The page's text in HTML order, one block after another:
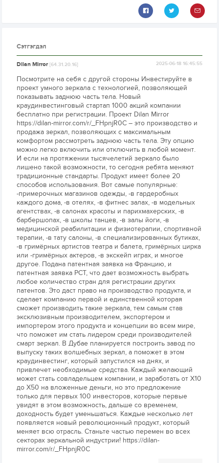
Сэтгэгдэл
Dilan Mirror[64.31.20.16] 2025-06-18 16:45:55
Посмотрите на себя с другой стороны Инвестируйте в
проект умного зеркала с технологией, позволяющей
показывать заднюю часть тела. Новый
краудинвестинговый стартап 1000 акций компании
бесплатно при регистрации. Проект Dilan Mirror
https://dilan-mirror.com/r/_FHpnjR0C – это производство и
продажа зеркал, позволяющих с максимальным
комфортом рассмотреть заднюю часть тела. Эту опцию
можно легко включить или отключить в любой момент.
И если на протяжении тысячелетий зеркало было
лишено такой возможности, то сегодня ребята меняют
традиционные стандарты. Продукт имеет более 20
способов использования. Вот самые популярные:
-примерочных магазинов одежды, -в гардеробных
каждого дома, -в отелях, -в фитнес залах, -в модельных
агентствах, -в салонах красоты и парихмахерских, -в
барбершопах, -в школы танцев, -в залы йоги, -в
медицинской реабилитации и физиотерапии, спортивной
терапии, -в тату салоны, -в специализированных бутиках,
-в гримёрных артистов театра и балета, гримёрных цирка
или -гримёрных актеров, -в экскейп играх, и многое
другое. Подана патентная заявка на Францию, и
патентная заявка PCT, что дает возможность выбрать
любое количество стран для регистрации других
патентов. Это даст право на производство продукта, и
сделает компанию первой и единственной которая
сможет производить такие зеркала, тем самым став
эксклюзивным производителем, экспортером и
импортером этого продукта и концепции во всем мире,
что поможет им стать лидером среди производителей
смарт зеркал. В Дубае планируется построить завод по
выпуску таких волшебных зеркал, а поможет в этом
краудинвестинг, который запустился на днях, и
привлечет необходимые средства. Каждый желающий
может стать совладельцем компании, и заработать от X10
до Х50 на вложенные деньги, но это предложение
только для первых 100 инвесторов, которые первые
увидят в этом возможность, дальше со временем,
доходность будет уменьшаться. Каждые несколько лет
появляется новый революционный продукт, который
меняет всю отрасль. Станьте частью перемен во всех
секторах зеркальной индустрии! https://dilan-
mirror.com/r/_FHpnjR0C